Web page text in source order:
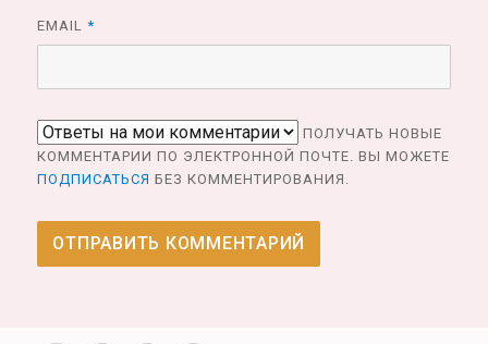
EMAIL*
ПОЛУЧАТЬ НОВЫЕ
КОММЕНТАРИИ ПО ЭЛЕКТРОННОЙ ПОЧТЕ. ВЫ МОЖЕТЕ
ПОДПИСАТЬСЯ БЕЗ КОММЕНТИРОВАНИЯ.